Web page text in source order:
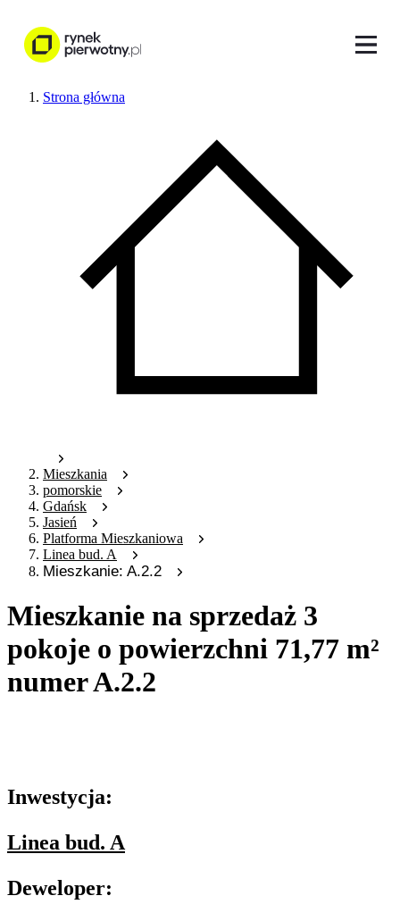
Strona główna
Mieszkania
pomorskie
Gdańsk
Jasień
Platforma Mieszkaniowa
Linea bud. A
Mieszkanie: A.2.2
Mieszkanie na sprzedaż 3
pokoje o powierzchni 71,77 m²
numer A.2.2
Inwestycja:
Linea bud. A
Deweloper: